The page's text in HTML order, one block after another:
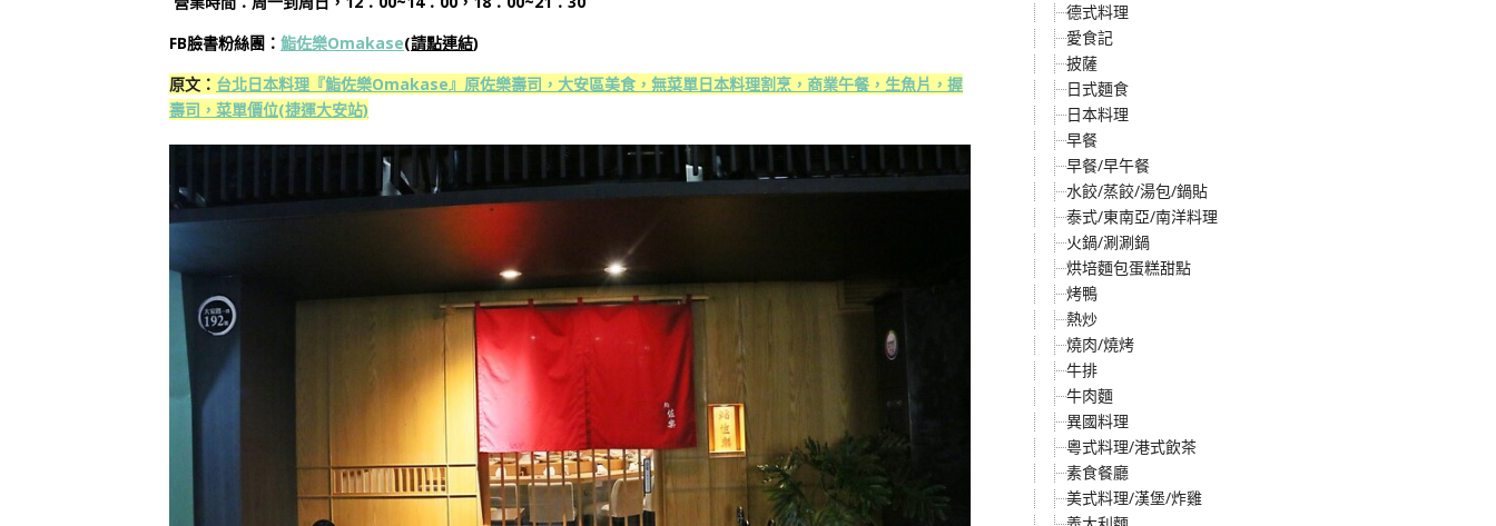
FB臉書粉絲團： 鮨佐樂Omakase(請點連結)
原文： 台北日本料理『鮨佐樂Omakase』原佐樂壽司，大安區美食，無菜單日本料理割烹，商業午餐，生魚片，握
壽司，菜單價位(捷運大安站)
德式料理
愛食記
披薩
日式麵食
日本料理
早餐
早餐/早午餐
水餃/蒸餃/湯包/鍋貼
泰式/東南亞/南洋料理
火鍋/涮涮鍋
烘培麵包蛋糕甜點
烤鴨
熱炒
燒肉/燒烤
牛排
牛肉麵
異國料理
粵式料理/港式飲茶
素食餐廳
美式料理/漢堡/炸雞